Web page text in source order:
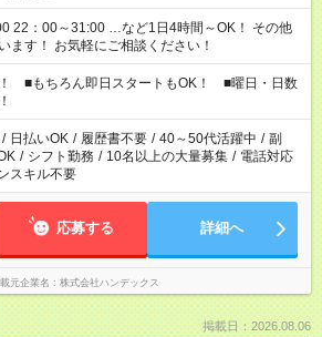
：00～31:00 …など1日4時間～OK！ その他
ます！ お気軽にご相談ください！
■もちろん即日スタートもOK！ ■曜日・日数
/ 日払いOK / 履歴書不要 / 40～50代活躍中 / 副
/ シフト勤務 / 10名以上の大量募集 / 電話対応
スキル不要
応募する 詳細へ
元企業名 株式会社ハンデックス
掲載日：2026.08.06